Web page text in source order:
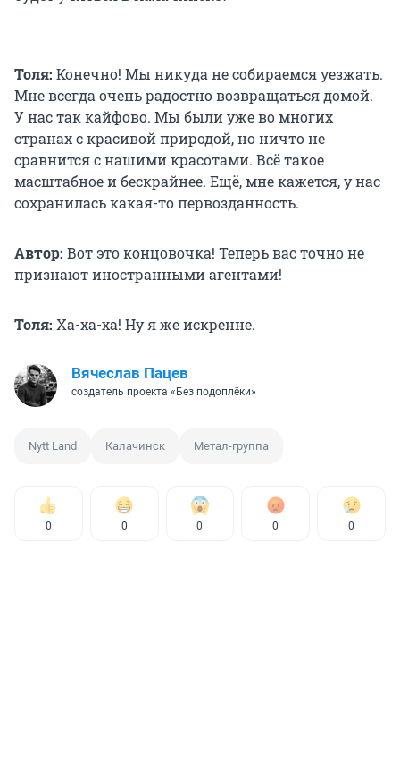
Толя: Конечно! Мы никуда не собираемся уезжать.
Мне всегда очень радостно возвращаться домой.
У нас так кайфово. Мы были уже во многих
странах с красивой природой, но ничто не
сравнится с нашими красотами. Всё такое
масштабное и бескрайнее. Ещё, мне кажется, у нас
сохранилась какая-то первозданность.
Автор: Вот это концовочка! Теперь вас точно не
признают иностранными агентами!
Толя: Ха-ха-ха! Ну я же искренне.
Вячеслав Пацев
создатель проекта «Без подоплёки»
Nytt Land Калачинск Метал-группа
0 0 0 0 0